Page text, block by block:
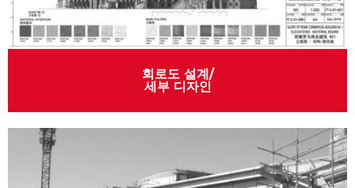
회로도 설계/
세부 디자인